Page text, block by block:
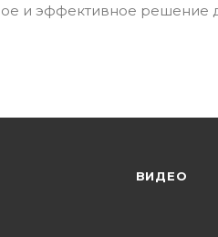
и эффективное решение
ВИДЕО